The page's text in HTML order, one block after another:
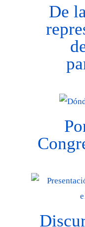
De